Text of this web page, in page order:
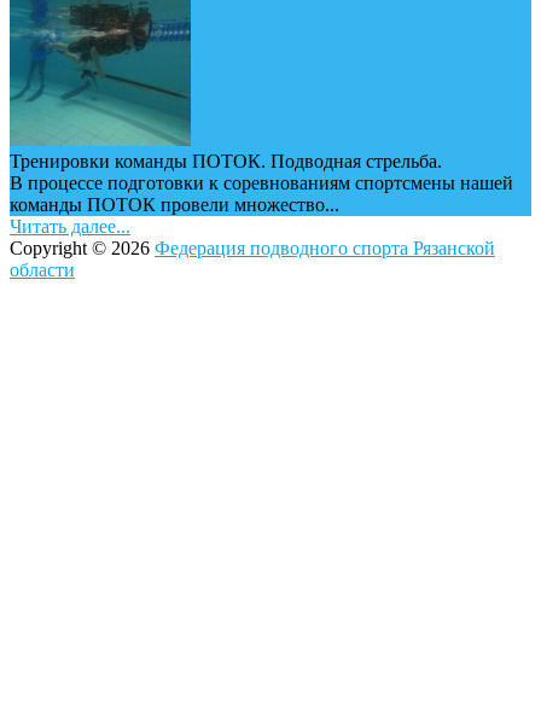
Тренировки команды ПОТОК. Подводная стрельба.
В процессе подготовки к соревнованиям спортсмены нашей
команды ПОТОК провели множество...
Читать далее...
Copyright © 2026 Федерация подводного спорта Рязанской
области